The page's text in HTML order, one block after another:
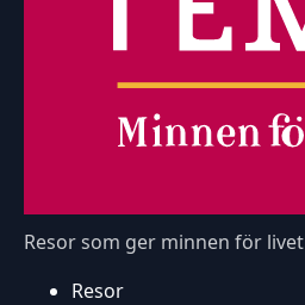
Resor som ger minnen för livet
Resor